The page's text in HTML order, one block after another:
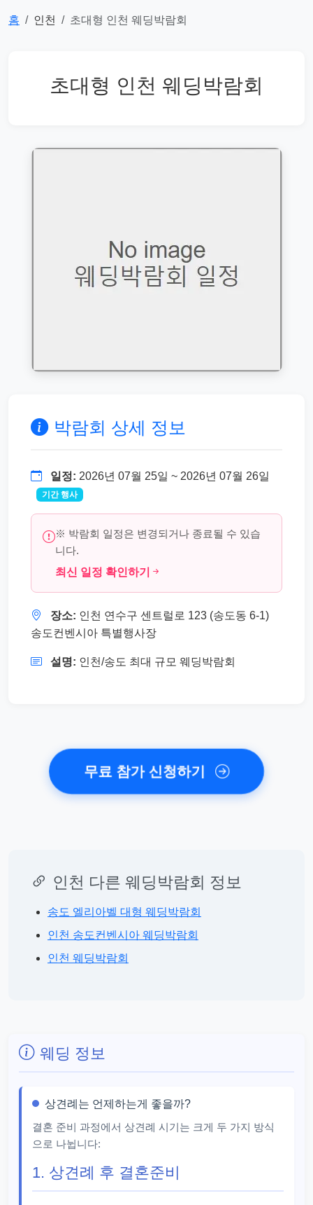
홈 인천 초대형 인천 웨딩박람회
초대형 인천 웨딩박람회
박람회 상세 정보
일정: 2026년 07월 25일 ~ 2026년 07월 26일
기간 행사
※ 박람회 일정은 변경되거나 종료될 수 있습
니다.
최신 일정 확인하기
장소: 인천 연수구 센트럴로 123 (송도동 6-1)
송도컨벤시아 특별행사장
설명: 인천/송도 최대 규모 웨딩박람회
무료 참가 신청하기
인천 다른 웨딩박람회 정보
송도 엘리아벨 대형 웨딩박람회
인천 송도컨벤시아 웨딩박람회
인천 웨딩박람회
웨딩 정보
상견례는 언제하는게 좋을까?
결혼 준비 과정에서 상견례 시기는 크게 두 가지 방식
으로 나뉩니다:
1. 상견례 후 결혼준비